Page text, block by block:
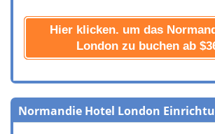
Hier klicken. um das
London zu buchen ab
Normandie Hotel London